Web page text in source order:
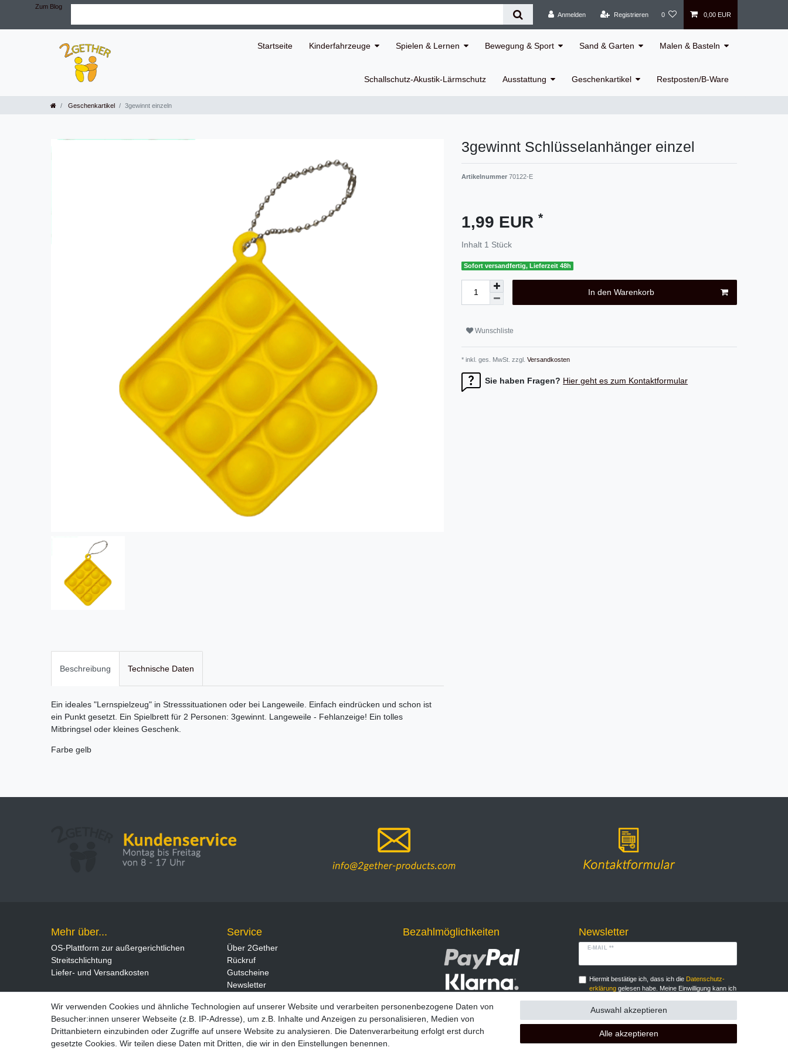
Zum Blog
Anmelden
Registrieren 0 0,00 EUR
Startseite Kinderfahrzeuge Spielen & Lernen Bewegung & Sport Sand & Garten Malen & Basteln
Schallschutz-Akustik-Lärmschutz Ausstattung Geschenkartikel Restposten/B-Ware
Geschenkartikel 3gewinnt einzeln
3gewinnt Schlüsselanhänger einzel
Artikelnummer 70122-E
1,99 EUR *
Inhalt 1 Stück
Sofort versandfertig, Lieferzeit 48h
In den Warenkorb
Wunschliste
* inkl. ges. MwSt. zzgl. Versandkosten
Sie haben Fragen? Hier geht es zum Kontaktformular
Beschreibung Technische Daten
Ein ideales "Lernspielzeug" in Stresssituationen oder bei Langeweile. Einfach eindrücken und schon ist
ein Punkt gesetzt. Ein Spielbrett für 2 Personen: 3gewinnt. Langeweile - Fehlanzeige! Ein tolles
Mitbringsel oder kleines Geschenk.
Farbe gelb
Mehr über...
OS-Plattform zur außergerichtlichen
Streitschlichtung
Liefer- und Versandkosten
Service
Über 2Gether
Rückruf
Gutscheine
Newsletter
Bezahlmöglichkeiten Newsletter
E-MAIL **
Hiermit bestätige ich, dass ich die Daten­schutz­
erklärunggelesen habe. Meine Einwilligung kann ich
Abonnieren
** Hierbei handelt es sich um ein Pflichtfeld.
Wir verwenden Cookies und ähnliche Technologien auf unserer Website und verarbeiten personenbezogene Daten von
Besucher:innen unserer Webseite (z.B. IP-Adresse), um z.B. Inhalte und Anzeigen zu personalisieren, Medien von
Drittanbietern einzubinden oder Zugriffe auf unsere Website zu analysieren. Die Datenverarbeitung erfolgt erst durch
gesetzte Cookies. Wir teilen diese Daten mit Dritten, die wir in den Einstellungen benennen.
Alle akzeptieren
Auswahl akzeptieren